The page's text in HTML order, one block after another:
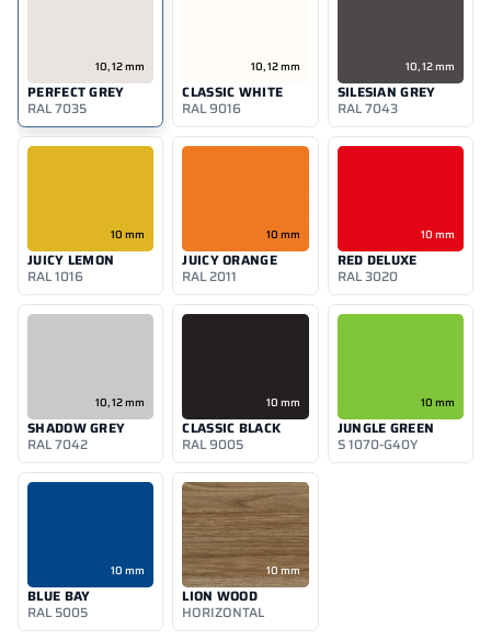
10, 12 mm
PERFECT GREY
RAL 7035
10, 12 mm
CLASSIC WHITE
RAL 9016
10, 12 mm
SILESIAN GREY
RAL 7043
10 mm
JUICY LEMON
RAL 1016
10 mm
JUICY ORANGE
RAL 2011
10 mm
RED DELUXE
RAL 3020
10, 12 mm
SHADOW GREY
RAL 7042
10 mm
CLASSIC BLACK
RAL 9005
10 mm
JUNGLE GREEN
S 1070-G40Y
10 mm
BLUE BAY
RAL 5005
10 mm
LION WOOD
HORIZONTAL